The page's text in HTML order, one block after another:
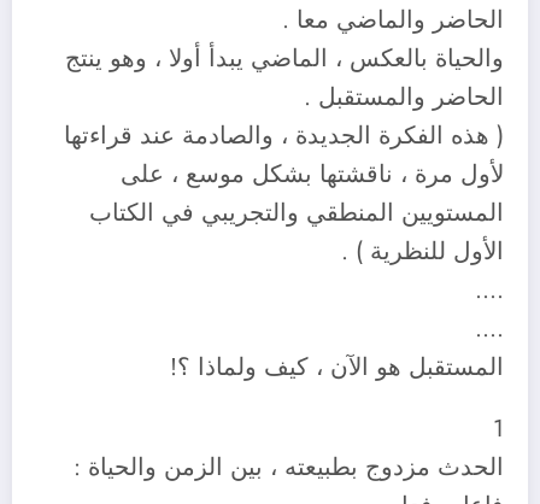
الحاضر والماضي معا .
والحياة بالعكس ، الماضي يبدأ أولا ، وهو ينتج
الحاضر والمستقبل .
( هذه الفكرة الجديدة ، والصادمة عند قراءتها
لأول مرة ، ناقشتها بشكل موسع ، على
المستويين المنطقي والتجريبي في الكتاب
الأول للنظرية ) .
….
….
المستقبل هو الآن ، كيف ولماذا ؟!
1
الحدث مزدوج بطبيعته ، بين الزمن والحياة :